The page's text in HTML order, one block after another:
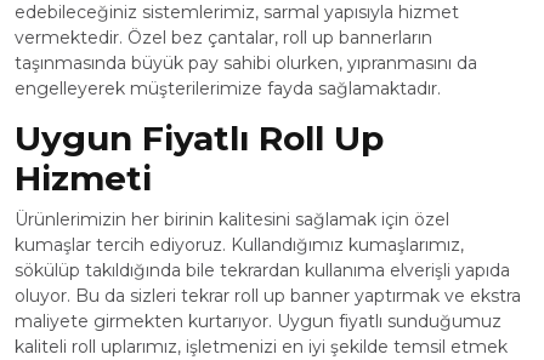
edebileceğiniz sistemlerimiz, sarmal yapısıyla hizmet
vermektedir. Özel bez çantalar, roll up bannerların
taşınmasında büyük pay sahibi olurken, yıpranmasını da
engelleyerek müşterilerimize fayda sağlamaktadır.
Uygun Fiyatlı Roll Up
Hizmeti
Ürünlerimizin her birinin kalitesini sağlamak için özel
kumaşlar tercih ediyoruz. Kullandığımız kumaşlarımız,
sökülüp takıldığında bile tekrardan kullanıma elverişli yapıda
oluyor. Bu da sizleri tekrar roll up banner yaptırmak ve ekstra
maliyete girmekten kurtarıyor. Uygun fiyatlı sunduğumuz
kaliteli roll uplarımız, işletmenizi en iyi şekilde temsil etmek